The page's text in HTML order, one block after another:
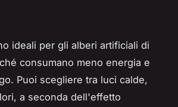
ideali per gli alberi artificiali di
consumano meno energia e
Puoi scegliere tra luci calde,
a seconda dell'effetto